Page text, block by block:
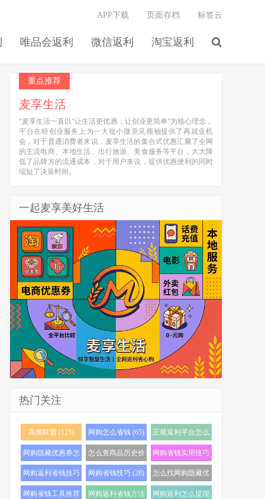
唯品会返利 微信返利 淘宝返利
APP下载 页面存档 标签云
重点推荐
麦享生活
“麦享生活一直以“让生活更优惠，让创业更简单”为核心理念，
平台在轻创业服务上为一大批小微意见领袖提供了再就业机
会，对于普通消费者来说，麦享生活的集合式优惠汇聚了全网
的主流电商、本地生活、出行旅游、美食服务等平台，大大降
低了品牌方的流通成本，对于用户来说，提供优惠便利的同时
缩短了决策时间。
一起麦享美好生活
热门关注
高佣联盟 (123) 网购怎么省钱 (65)
正规返利平台怎么
选 (56)
网购隐藏优惠券怎
么找 (40)
怎么查商品历史价
格 (36)
网购省钱实用技巧
(35)
网购返利省钱技巧
(35)
网购省钱技巧 (28)
怎么找网购隐藏优
惠券 (24)
网购省钱工具推荐
网购返利省钱方法
网购返利怎么提现